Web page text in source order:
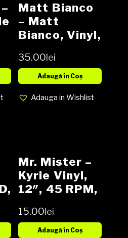
Matt Bianco
– Matt
Bianco, Vinyl,
Media EX,
Cover EX
35.00lei
Adaugă în Coș
Adauga in Wishlist
Mr. Mister –
Kyrie Vinyl,
12″, 45 RPM,
media NM
cover NM
15.00lei
Adaugă în Coș